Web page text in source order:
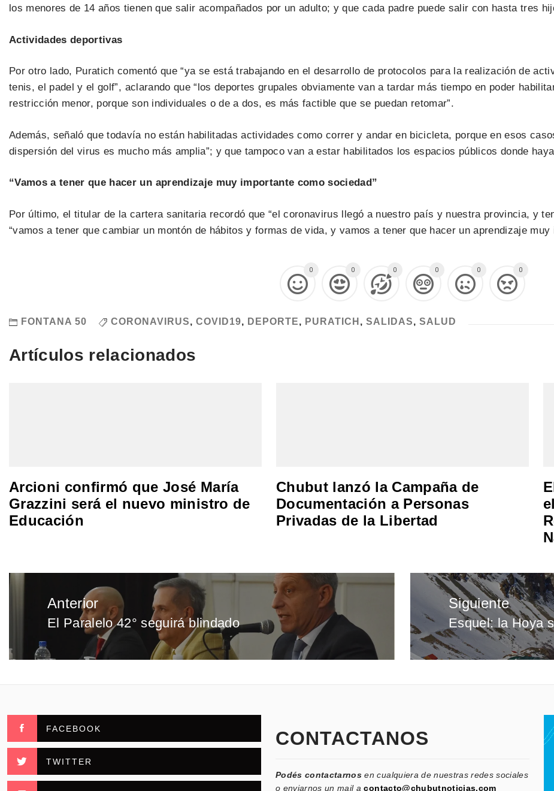
los menores de 14 años tienen que salir acompañados por un adulto; y que cada padre puede salir con hasta tres
Actividades deportivas
Por otro lado, Puratich comentó que “ya se está trabajando en el desarrollo de protocolos para la realización de
tenis, el padel y el golf”, aclarando que “los deportes grupales obviamente van a tardar más tiempo en poder
restricción menor, porque son individuales o de a dos, es más factible que se puedan retomar”.
Además, señaló que todavía no están habilitadas actividades como correr y andar en bicicleta, porque en esos
dispersión del virus es mucho más amplia”; y que tampoco van a estar habilitados los espacios públicos donde
“Vamos a tener que hacer un aprendizaje muy importante como sociedad”
Por último, el titular de la cartera sanitaria recordó que “el coronavirus llegó a nuestro país y nuestra provincia, y
“vamos a tener que cambiar un montón de hábitos y formas de vida, y vamos a tener que hacer un aprendizaje
0 0 0 0 0 0
FONTANA 50 CORONAVIRUS, COVID19, DEPORTE, PURATICH , SALIDAS, SALUD
Artículos relacionados
Arcioni confirmó que José María
Grazzini será el nuevo ministro de
Educación
Chubut lanzó la Campaña de
Documentación a Personas
Privadas de la Libertad
Navegación
entradas
Anterior
Entrada
anterior:
El Paralelo 42° seguirá blindado
Siguiente
Entrada
siguiente:
Esquel: la Hoya
FACEBOOK
TWITTER
CONTACTANOS
Podés contactarnos en cualquiera de nuestras redes sociales
o enviarnos un mail acontacto@chubutnoticias.com